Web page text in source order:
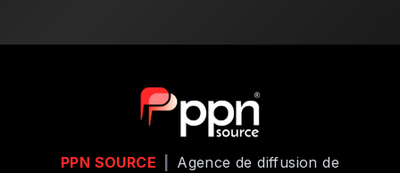
PPN SOURCE
Agence de diffusion de